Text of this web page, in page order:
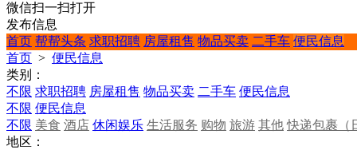
微信扫一扫打开
发布信息
首页 帮帮头条 求职招聘 房屋租售 物品买卖 二手车 便民信息
首页 > 便民信息
类别：
不限 求职招聘 房屋租售 物品买卖 二手车 便民信息
不限 便民信息
不限 美食 酒店 休闲娱乐 生活服务 购物 旅游 其他 快递包裹（
地区：